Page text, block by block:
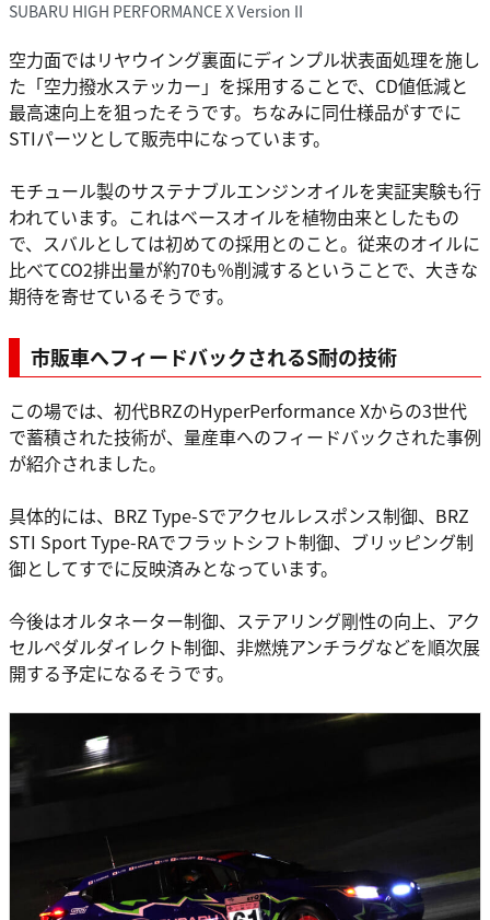
SUBARU HIGH PERFORMANCE X Version II
空力面ではリヤウイング裏面にディンプル状表面処理を施し
た「空力撥水ステッカー」を採用することで、CD値低減と
最高速向上を狙ったそうです。ちなみに同仕様品がすでに
STIパーツとして販売中になっています。
モチュール製のサステナブルエンジンオイルを実証実験も行
われています。これはベースオイルを植物由来としたもの
で、スバルとしては初めての採用とのこと。従来のオイルに
比べてCO2排出量が約70も%削減するということで、大きな
期待を寄せているそうです。
市販車へフィードバックされるS耐の技術
この場では、初代BRZのHyperPerformance Xからの3世代
で蓄積された技術が、量産車へのフィードバックされた事例
が紹介されました。
具体的には、BRZ Type-Sでアクセルレスポンス制御、BRZ
STI Sport Type-RAでフラットシフト制御、ブリッピング制
御としてすでに反映済みとなっています。
今後はオルタネーター制御、ステアリング剛性の向上、アク
セルペダルダイレクト制御、非燃焼アンチラグなどを順次展
開する予定になるそうです。